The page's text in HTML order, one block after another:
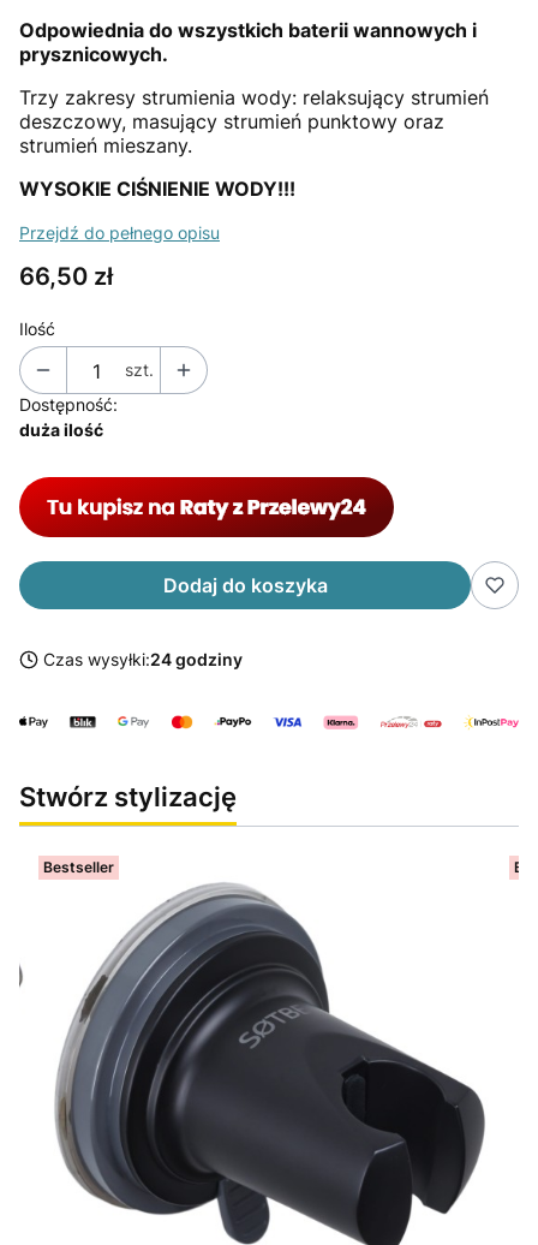
Odpowiednia do wszystkich baterii wannowych i
prysznicowych.
Trzy zakresy strumienia wody: relaksujący strumień
deszczowy, masujący strumień punktowy oraz
strumień mieszany.
WYSOKIE CIŚNIENIE WODY!!!
Przejdź do pełnego opisu
Cena
66,50 zł
Ilość
szt.
Dostępność:
duża ilość
Dodaj do koszyka
Czas wysyłki:24 godziny
Stwórz stylizację
Bestseller